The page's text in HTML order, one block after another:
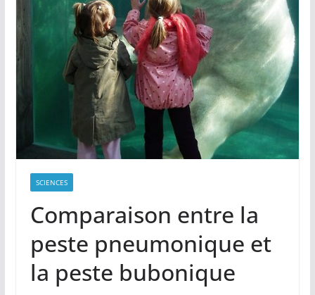
SCIENCES
Comparaison entre la
peste pneumonique et
la peste bubonique